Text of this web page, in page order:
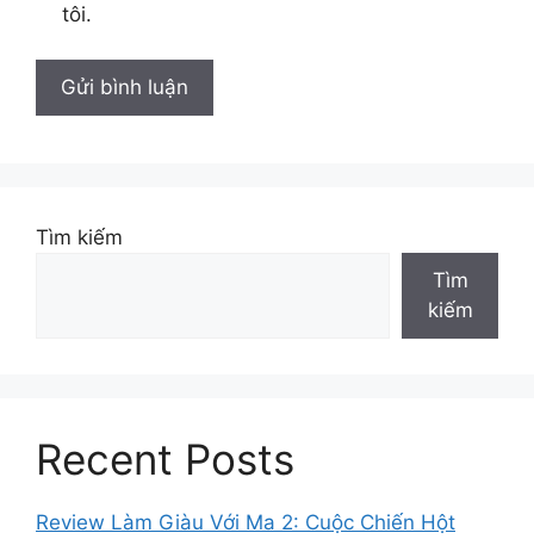
tôi.
Tìm kiếm
Tìm
kiếm
Recent Posts
Review Làm Giàu Với Ma 2: Cuộc Chiến Hột